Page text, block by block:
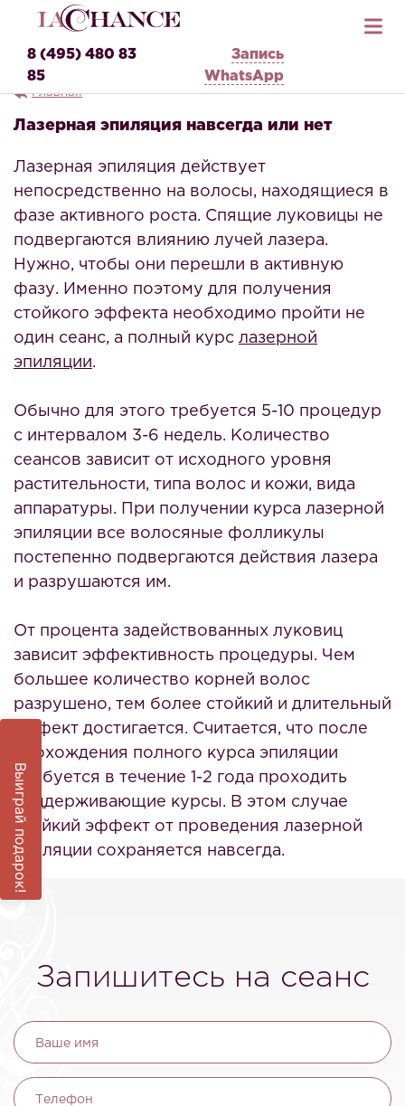
8 (495) 480 83
85
Запись
WhatsApp
Главная
Лазерная эпиляция навсегда или нет
Лазерная эпиляция действует
непосредственно на волосы, находящиеся в
фазе активного роста. Спящие луковицы не
подвергаются влиянию лучей лазера.
Нужно, чтобы они перешли в активную
фазу. Именно поэтому для получения
стойкого эффекта необходимо пройти не
один сеанс, а полный курс лазерной
эпиляции.
Обычно для этого требуется 5-10 процедур
с интервалом 3-6 недель. Количество
сеансов зависит от исходного уровня
растительности, типа волос и кожи, вида
аппаратуры. При получении курса лазерной
эпиляции все волосяные фолликулы
постепенно подвергаются действия лазера
и разрушаются им.
От процента задействованных луковиц
зависит эффективность процедуры. Чем
большее количество корней волос
разрушено, тем более стойкий и длительный
эффект достигается. Считается, что после
прохождения полного курса эпиляции
требуется в течение 1-2 года проходить
поддерживающие курсы. В этом случае
стойкий эффект от проведения лазерной
эпиляции сохраняется навсегда.
Запишитесь на сеанс
Ваше имя
Телефон
Выиграй подарок!